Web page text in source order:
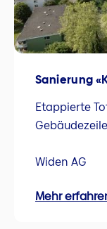
Sanierung
Etappierte
Widen AG
Mehr